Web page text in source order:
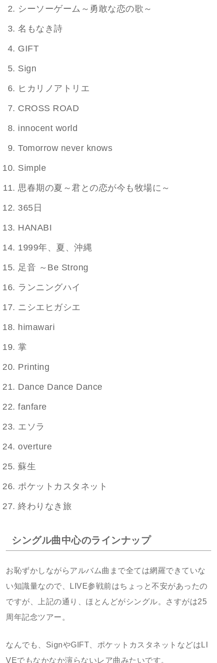
シーソーゲーム～勇敢な恋の歌～
名もなき詩
GIFT
Sign
ヒカリノアトリエ
CROSS ROAD
innocent world
Tomorrow never knows
Simple
思春期の夏～君との恋が今も牧場に～
365日
HANABI
1999年、夏、沖縄
足音 ～Be Strong
ランニングハイ
ニシエヒガシエ
himawari
掌
Printing
Dance Dance Dance
fanfare
エソラ
overture
蘇生
ポケットカスタネット
終わりなき旅
シングル曲中心のラインナップ
お恥ずかしながらアルバム曲まで全ては網羅できていな
い知識量なので、LIVE参戦前はちょっと不安があったの
ですが、上記の通り、ほとんどがシングル。さすがは25
周年記念ツアー。
なんでも、SignやGIFT、ポケットカスタネットなどはLI
VEでもなかなか演らないレア曲みたいです。